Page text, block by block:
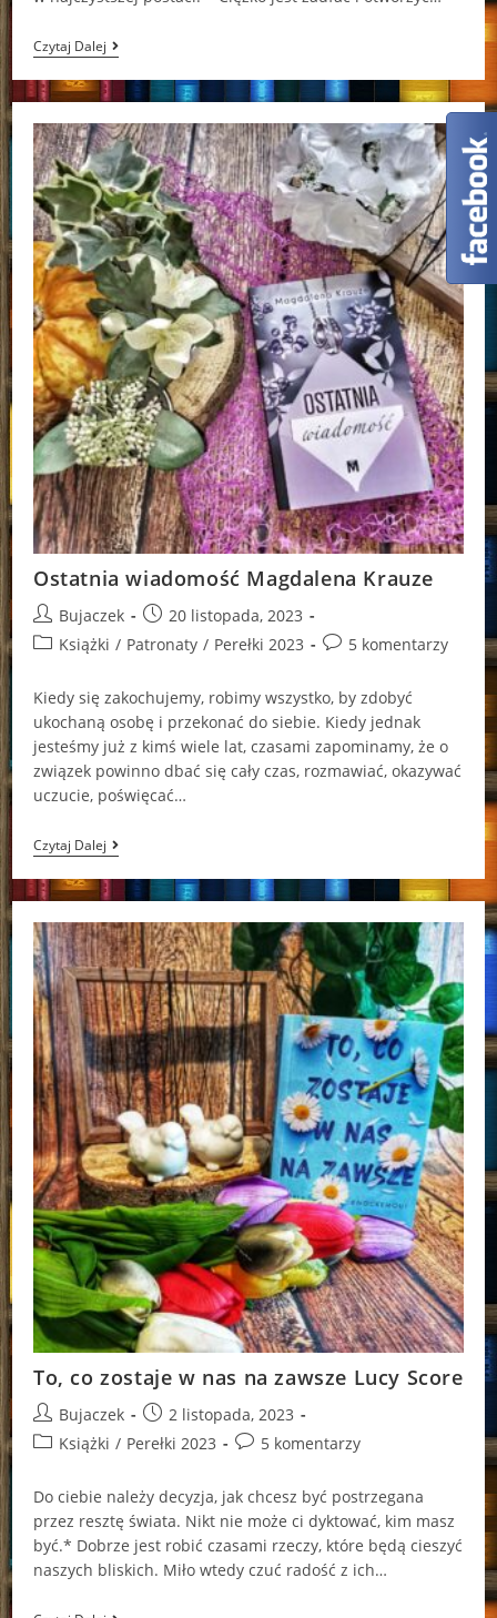
Czytaj DalejTo,
Co
Skrywamy
Przed
Lucy
Score
Ostatnia wiadomość Magdalena Krauze
Post
author:
Bujaczek
Post
published:
20 listopada, 2023
PostKsiążki / Patronaty / Perełki 2023
Post5 komentarzy
Kiedy się zakochujemy, robimy wszystko, by zdobyć
ukochaną osobę i przekonać do siebie. Kiedy jednak
jesteśmy już z kimś wiele lat, czasami zapominamy, że o
związek powinno dbać się cały czas, rozmawiać, okazywać
uczucie, poświęcać…
Czytaj DalejOstatnia
Wiadomość
Magdalena
Krauze
To, co zostaje w nas na zawsze Lucy Score
Post
author:
Bujaczek
Post
published:
2 listopada, 2023
PostKsiążki / Perełki 2023
Post5 komentarzy
Do ciebie należy decyzja, jak chcesz być postrzegana
przez resztę świata. Nikt nie może ci dyktować, kim masz
być.* Dobrze jest robić czasami rzeczy, które będą cieszyć
naszych bliskich. Miło wtedy czuć radość z ich…